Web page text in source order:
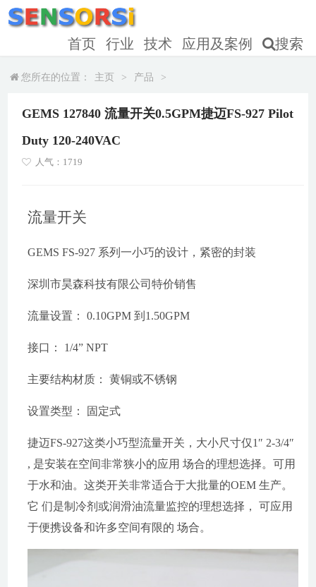
首页 行业 技术 应用及案例 搜索
您所在的位置： 主页 > 产品 >
GEMS 127840 流量开关0.5GPM捷迈FS-927 Pilot
Duty 120-240VAC
人气：1719
流量开关
GEMS FS-927 系列一小巧的设计，紧密的封装
深圳市昊森科技有限公司特价销售
流量设置： 0.10GPM 到1.50GPM
接口： 1/4” NPT
主要结构材质： 黄铜或不锈钢
设置类型： 固定式
捷迈FS-927这类小巧型流量开关，大小尺寸仅1″ 2-3/4″
, 是安装在空间非常狭小的应用 场合的理想选择。可用
于水和油。这类开关非常适合于大批量的OEM 生产。
它 们是制冷剂或润滑油流量监控的理想选择， 可应用
于便携设备和许多空间有限的 场合。